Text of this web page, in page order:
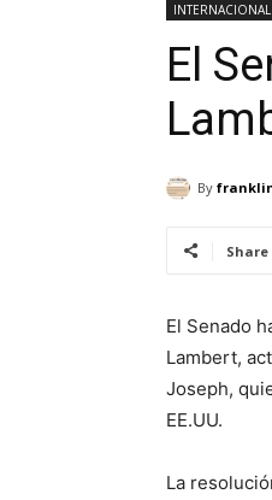
El
By
Share
El Senado
Lambert,
Joseph,
EE.UU.
La